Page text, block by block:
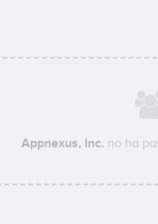
Appnexus, Inc. no ha